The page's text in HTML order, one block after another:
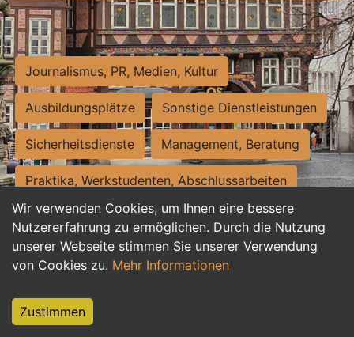
Wir verwenden Cookies, um Ihnen eine bessere
Nutzererfahrung zu ermöglichen. Durch die Nutzung
unserer Webseite stimmen Sie unserer Verwendung
von Cookies zu. Mehr Informationen
Zustimmen
Journalismus, PR, Medien, Kultur
Ausbildungsplätze Sonstige Dienstleistungen
Sicherheitsdienste Management, Beratung
Praktika, Werkstudenten, Abschlussarbeiten
Personalwesen Assistenz, Sekretariat
Hilfskräfte, Aushilfs- und Nebenjobs
Weiterbildung, Studium, duale Ausbildung